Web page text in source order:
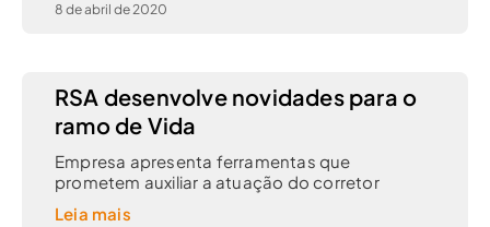
8 de abril de 2020
RSA desenvolve novidades para o
ramo de Vida
Empresa apresenta ferramentas que
prometem auxiliar a atuação do corretor
Leia mais